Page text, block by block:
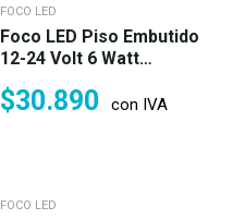
FOCO LED
Foco LED Piso Embutido
12-24 Volt 6 Watt
$30.890 con IVA
FOCO LED